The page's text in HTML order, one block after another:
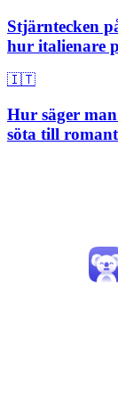
Stjärntecken
hur italienare
🇮🇹
Hur säger
söta till